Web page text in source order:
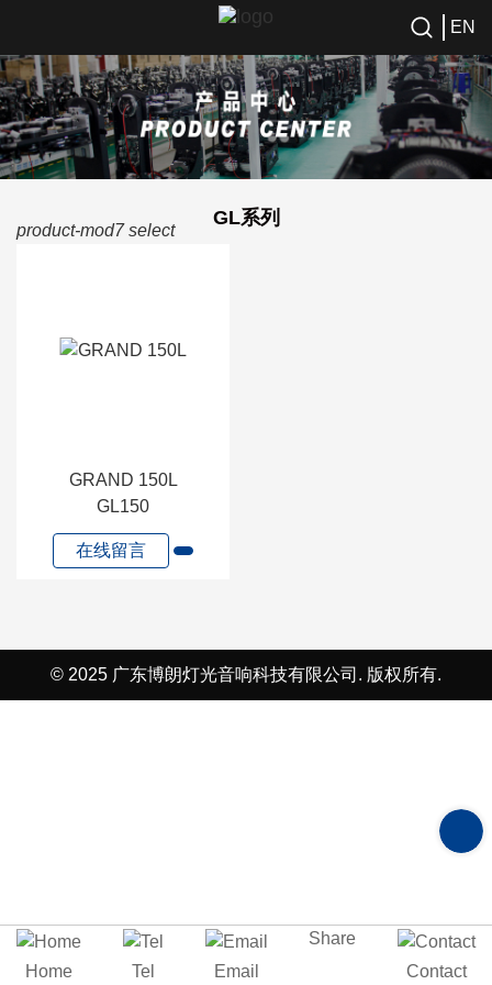
EN
GL系列
product-mod7 select
GRAND 150L
GL150
在线留言
留
言
© 2025 广东博朗灯光音响科技有限公司. 版权所有.
Home Tel Email
Share
Contact